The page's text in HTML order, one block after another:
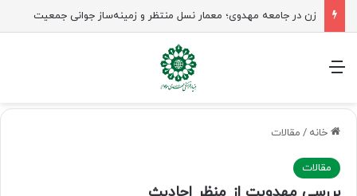
زن در جامعه مهدوی؛ معمار نسل منتظر و زمینه‌ساز جوانی جمعیت
منو
خانه / مقالات
مقالات